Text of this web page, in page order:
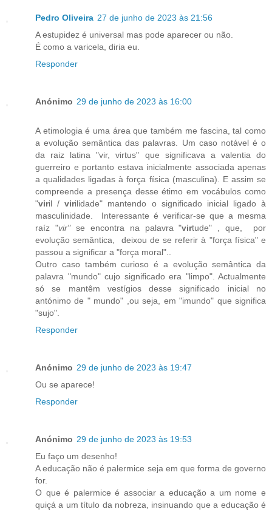
Pedro Oliveira 27 de junho de 2023 às 21:56
A estupidez é universal mas pode aparecer ou não.
É como a varicela, diria eu.
Responder
Anónimo 29 de junho de 2023 às 16:00
A etimologia é uma área que também me fascina, tal como
a evolução semântica das palavras. Um caso notável é o
da raiz latina "vir, virtus" que significava a valentia do
guerreiro e portanto estava inicialmente associada apenas
a qualidades ligadas à força física (masculina). E assim se
compreende a presença desse étimo em vocábulos como
"viril /virilidade" mantendo o significado inicial ligado à
masculinidade. Interessante é verificar-se que a mesma
raíz "vir" se encontra na palavra "virtude" , que, por
evolução semântica, deixou de se referir à "força física" e
passou a significar a "força moral"..
Outro caso também curioso é a evolução semântica da
palavra "mundo" cujo significado era "limpo". Actualmente
só se mantêm vestígios desse significado inicial no
antónimo de " mundo" ,ou seja, em "imundo" que significa
"sujo".
Responder
Anónimo 29 de junho de 2023 às 19:47
Ou se aparece!
Responder
Anónimo 29 de junho de 2023 às 19:53
Eu faço um desenho!
A educação não é palermice seja em que forma de governo
for.
O que é palermice é associar a educação a um nome e
quiçá a um título da nobreza, insinuando que a educação é